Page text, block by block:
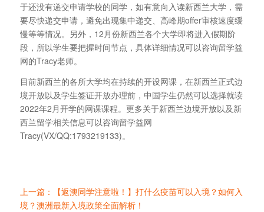
于还没有递交申请学校的同学，如有意向入读新西兰大学，需
要尽快递交申请，避免出现集中递交、高峰期offer审核速度缓
慢等等情况。另外，12月份新西兰各个大学即将进入假期阶
段，所以学生要把握时间节点，具体详细情况可以咨询留学益
网的Tracy老师。
目前新西兰的各所大学均在持续的开设网课，在新西兰正式边
境开放以及学生签证开放办理前，中国学生仍然可以选择就读
2022年2月开学的网课课程。更多关于新西兰边境开放以及新
西兰留学相关信息可以咨询留学益网
Tracy(VX/QQ:1793219133)。
上一篇：【返澳同学注意啦！】打什么疫苗可以入境？如何入
境？澳洲最新入境政策全面解析！